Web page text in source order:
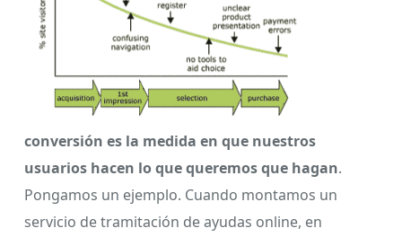
conversión es la medida en que nuestros
usuarios hacen lo que queremos que hagan.
Pongamos un ejemplo. Cuando montamos un
servicio de tramitación de ayudas online, en